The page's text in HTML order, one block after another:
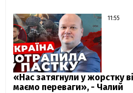
11:55
«Нас затягнули у жорстку
маємо переваги», - Чалий